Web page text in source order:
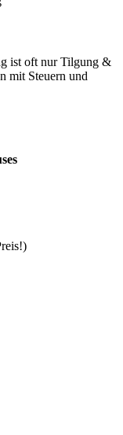
ist oft nur Tilgung &
mit Steuern und